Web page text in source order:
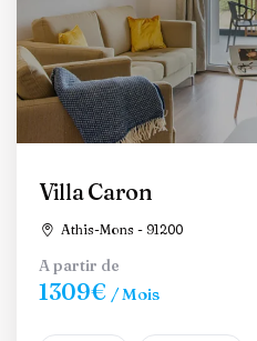
Villa Caron
Athis-Mons - 91200
A partir de
1309€ / Mois